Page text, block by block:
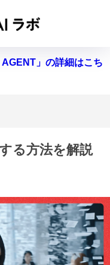
」の詳細はこち
る方法を解説